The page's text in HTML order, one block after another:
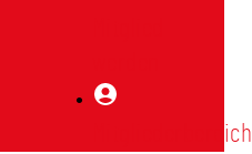
Mitgliederbereich